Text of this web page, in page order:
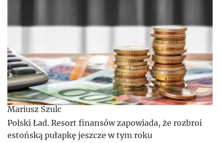
Mariusz Szulc
Polski Ład. Resort finansów zapowiada, że rozbroi
estońską pułapkę jeszcze w tym roku